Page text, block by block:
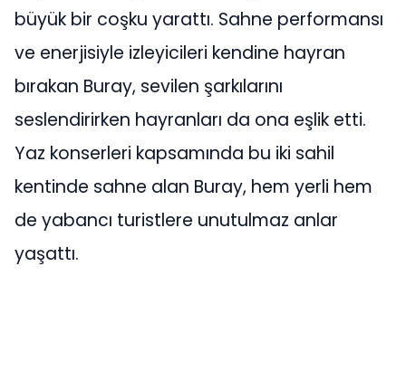
büyük bir coşku yarattı. Sahne performansı
ve enerjisiyle izleyicileri kendine hayran
bırakan Buray, sevilen şarkılarını
seslendirirken hayranları da ona eşlik etti.
Yaz konserleri kapsamında bu iki sahil
kentinde sahne alan Buray, hem yerli hem
de yabancı turistlere unutulmaz anlar
yaşattı.